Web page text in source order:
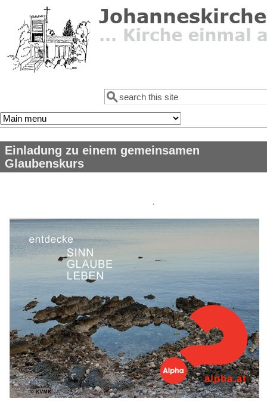
Direkt zum Inhalt
Suchformular
Suche
Einladung zu einem gemeinsamen
Glaubenskurs